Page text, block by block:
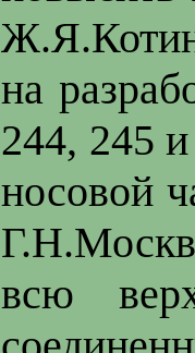
на
244, 245
носовой
всю